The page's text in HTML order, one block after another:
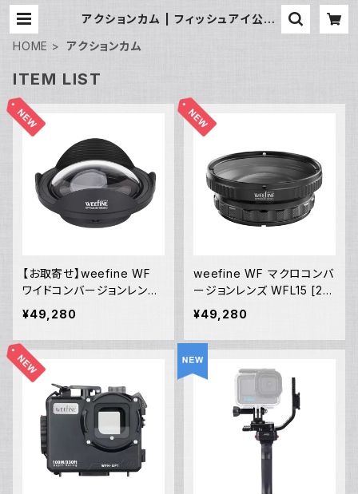
アクションカム | フィッシュアイ公式
HOME
アクションカム
ITEM LIST
【お取寄せ】weefine WF
ワイドコンバージョンレンズ
WFL14 [21721]
¥49,280
weefine WF マクロコンバ
ージョンレンズ WFL15 [217
33]
¥49,280